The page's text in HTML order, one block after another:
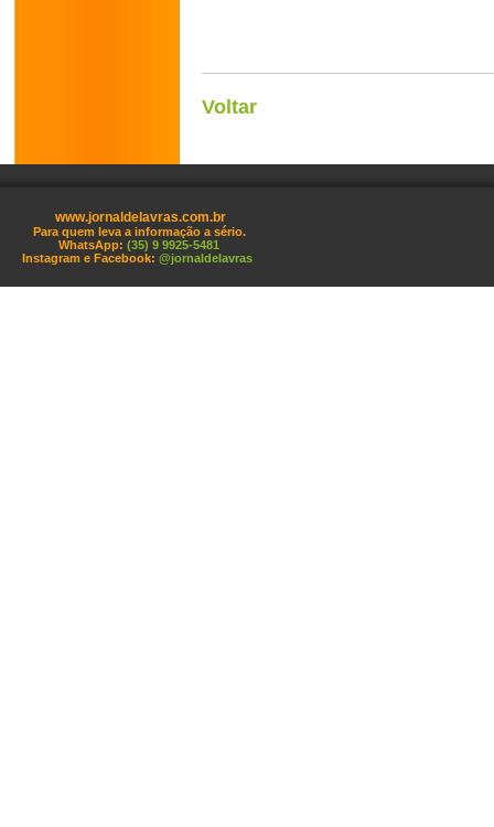
Voltar
www.jornaldelavras.com.br
Para quem leva a informação a sério.
WhatsApp: (35) 9 9925-5481
Instagram e Facebook: @jornaldelavras